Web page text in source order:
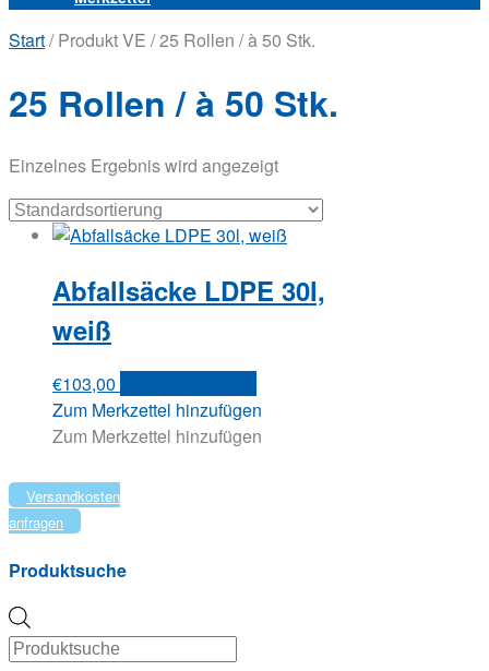
Start/ Produkt VE / 25 Rollen / à 50 Stk.
25 Rollen / à 50 Stk.
Einzelnes Ergebnis wird angezeigt
Abfallsäcke LDPE 30l,
weiß
€103,00
Zum Merkzettel hinzufügen
Zum Merkzettel hinzufügen
Versandkosten
anfragen
Produktsuche
search